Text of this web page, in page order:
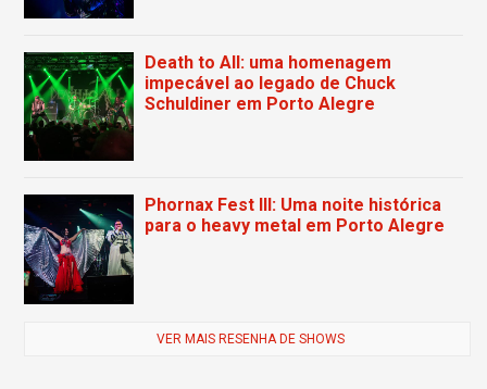
Death to All: uma homenagem
impecável ao legado de Chuck
Schuldiner em Porto Alegre
Phornax Fest III: Uma noite histórica
para o heavy metal em Porto Alegre
VER MAIS RESENHA DE SHOWS